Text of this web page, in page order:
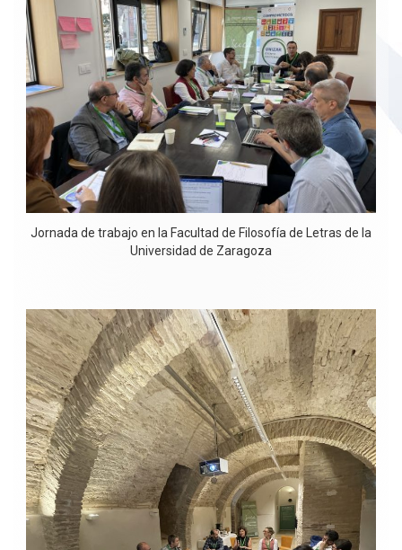
Jornada de trabajo en la Facultad de Filosofía de Letras de la
Universidad de Zaragoza